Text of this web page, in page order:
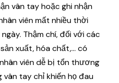
vân tay hoặc ghi nhận
viên mất nhiều thời
Thậm chí, đối với các
xuất, hóa chất,... có
viên dễ bị tổn thương
tay chỉ khiến họ đau